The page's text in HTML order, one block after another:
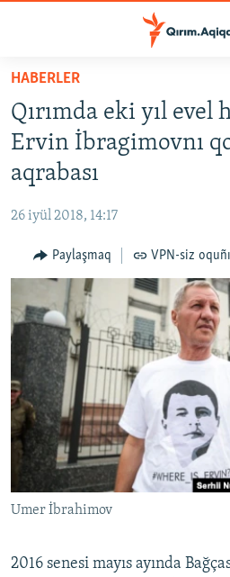
Esas
qaytmaq
Baş
navigatsiyağa
qaytmaq
Qıdıruvğa
qaytmaq
HABERLER
SİYASET
İQTİSADİYAT
MEDENİYET
İNSAN AQLARI
SÜRET
BLOGLAR
FİKİR
Русский
Українською
QOŞULIÑIZ!
HABERLER
Qırımda eki yıl evel
Ervin İbragimovnı
aqrabası
26 iyül 2018, 14:17
Paylaşmaq VPN-siz
Umer İbrahimov
2016 senesi mayıs ayında